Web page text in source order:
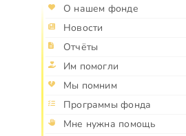
О нашем фонде
Новости
Отчёты
Им помогли
Мы помним
Программы фонда
Мне нужна помощь